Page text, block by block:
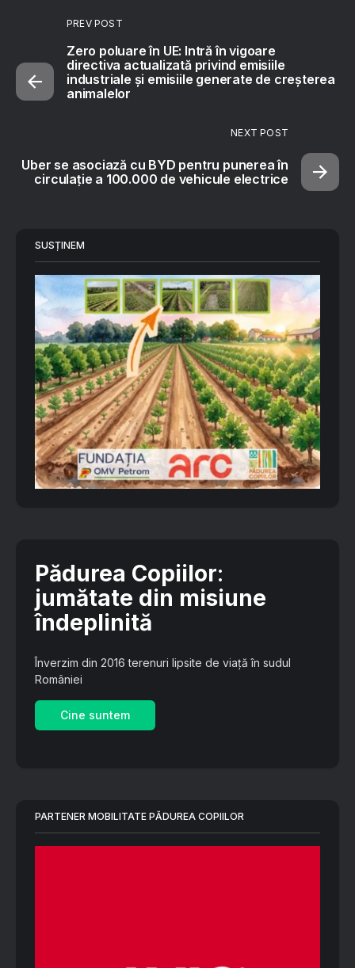
PREV POST
Zero poluare în UE: Intră în vigoare
directiva actualizată privind emisiile
industriale și emisiile generate de creșterea
animalelor
NEXT POST
Uber se asociază cu BYD pentru punerea în
circulație a 100.000 de vehicule electrice
SUSȚINEM
Pădurea Copiilor:
jumătate din misiune
îndeplinită
Înverzim din 2016 terenuri lipsite de viață în sudul
României
Cine suntem
PARTENER MOBILITATE PĂDUREA COPIILOR